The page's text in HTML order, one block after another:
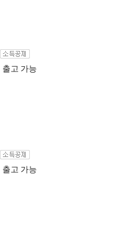
출고 가능
출고 가능